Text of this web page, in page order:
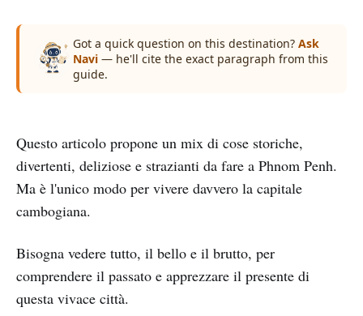
Got a quick question on this destination? Ask
Navi — he'll cite the exact paragraph from this
guide.
Questo articolo propone un mix di cose storiche,
divertenti, deliziose e strazianti da fare a Phnom Penh.
Ma è l'unico modo per vivere davvero la capitale
cambogiana.
Bisogna vedere tutto, il bello e il brutto, per
comprendere il passato e apprezzare il presente di
questa vivace città.